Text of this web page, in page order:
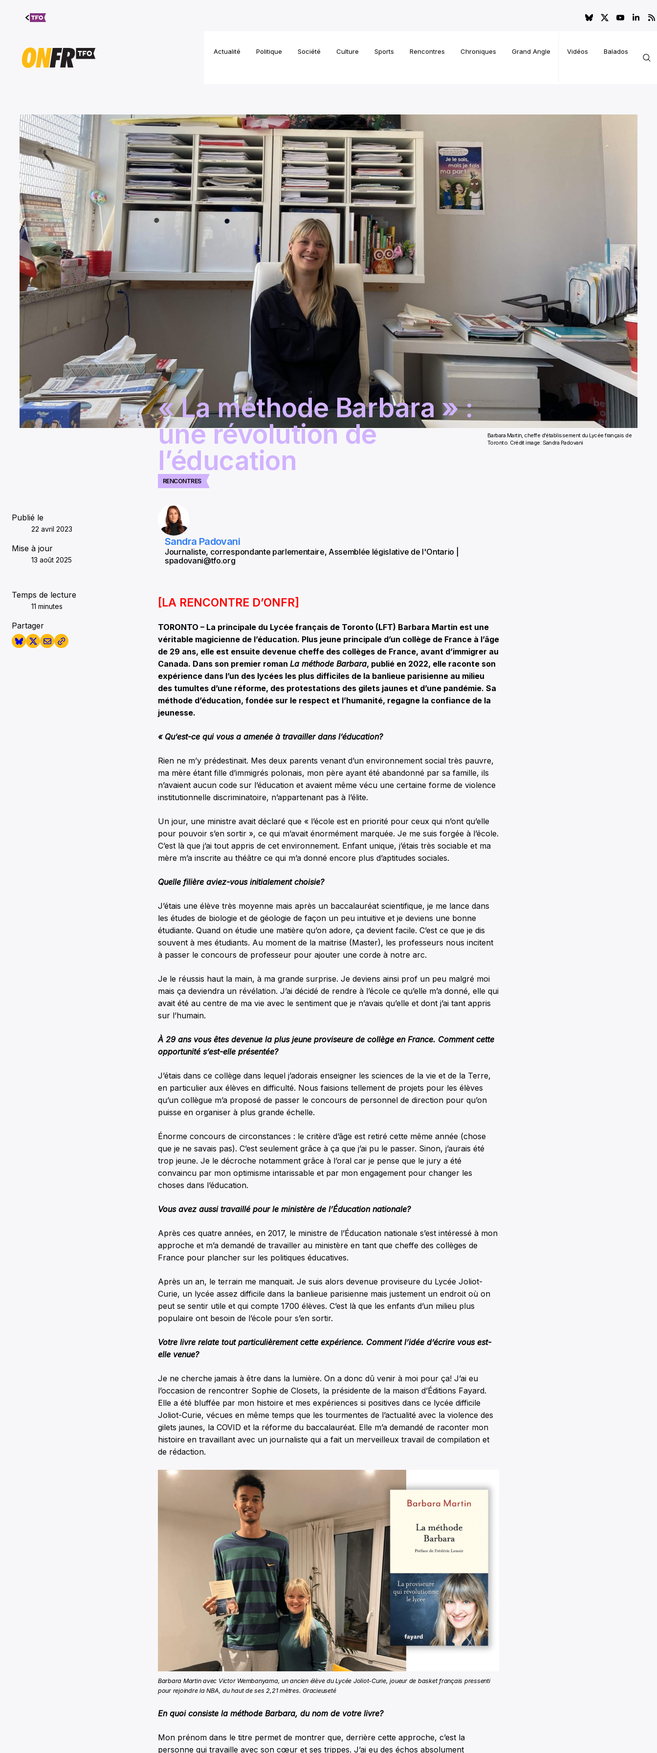
Aller au
contenu
Actualité Politique Société Culture Sports Rencontres Chroniques Grand Angle Vidéos Balados
Barbara Martin, cheffe d'établissement du Lycée français de
Toronto. Crédit image: Sandra Padovani
RENCONTRES
« La méthode Barbara »:
une révolution de
l’éducation
Publié le
22 avril 2023
Mise à jour
13 août 2025
Temps de lecture
11 minutes
Partager
Sandra Padovani
Journaliste, correspondante parlementaire, Assemblée législative de l'Ontario |
spadovani@tfo.org
[LA RENCONTRE D’ONFR]
TORONTO – La principale du Lycée français de Toronto (LFT) Barbara Martin est une
véritable magicienne de l’éducation. Plus jeune principale d’un collège de France à l’âge
de 29 ans, elle est ensuite devenue cheffe des collèges de France, avant d’immigrer au
Canada. Dans son premier roman La méthode Barbara, publié en 2022, elle raconte son
expérience dans l’un des lycées les plus difficiles de la banlieue parisienne au milieu
des tumultes d’une réforme, des protestations des gilets jaunes et d’une pandémie. Sa
méthode d’éducation, fondée sur le respect et l’humanité, regagne la confiance de la
jeunesse.
« Qu’est-ce qui vous a amenée à travailler dans l’éducation?
Rien ne m’y prédestinait. Mes deux parents venant d’un environnement social très pauvre,
ma mère étant fille d’immigrés polonais, mon père ayant été abandonné par sa famille, ils
n’avaient aucun code sur l’éducation et avaient même vécu une certaine forme de violence
institutionnelle discriminatoire, n’appartenant pas à l’élite.
Un jour, une ministre avait déclaré que « l’école est en priorité pour ceux qui n’ont qu’elle
pour pouvoir s’en sortir », ce qui m’avait énormément marquée. Je me suis forgée à l’école.
C’est là que j’ai tout appris de cet environnement. Enfant unique, j’étais très sociable et ma
mère m’a inscrite au théâtre ce qui m’a donné encore plus d’aptitudes sociales.
Quelle filière aviez-vous initialement choisie?
J’étais une élève très moyenne mais après un baccalauréat scientifique, je me lance dans
les études de biologie et de géologie de façon un peu intuitive et je deviens une bonne
étudiante. Quand on étudie une matière qu’on adore, ça devient facile. C’est ce que je dis
souvent à mes étudiants. Au moment de la maitrise (Master), les professeurs nous incitent
à passer le concours de professeur pour ajouter une corde à notre arc.
Je le réussis haut la main, à ma grande surprise. Je deviens ainsi prof un peu malgré moi
mais ça deviendra un révélation. J’ai décidé de rendre à l’école ce qu’elle m’a donné, elle qui
avait été au centre de ma vie avec le sentiment que je n’avais qu’elle et dont j’ai tant appris
sur l’humain.
À 29 ans vous êtes devenue la plus jeune proviseure de collège en France. Comment cette
opportunité s’est-elle présentée?
J’étais dans ce collège dans lequel j’adorais enseigner les sciences de la vie et de la Terre,
en particulier aux élèves en difficulté. Nous faisions tellement de projets pour les élèves
qu’un collègue m’a proposé de passer le concours de personnel de direction pour qu’on
puisse en organiser à plus grande échelle.
Énorme concours de circonstances : le critère d’âge est retiré cette même année (chose
que je ne savais pas). C’est seulement grâce à ça que j’ai pu le passer. Sinon, j’aurais été
trop jeune. Je le décroche notamment grâce à l’oral car je pense que le jury a été
convaincu par mon optimisme intarissable et par mon engagement pour changer les
choses dans l’éducation.
Vous avez aussi travaillé pour le ministère de l’Éducation nationale?
Après ces quatre années, en 2017, le ministre de l’Éducation nationale s’est intéressé à mon
approche et m’a demandé de travailler au ministère en tant que cheffe des collèges de
France pour plancher sur les politiques éducatives.
Après un an, le terrain me manquait. Je suis alors devenue proviseure du Lycée Joliot-
Curie, un lycée assez difficile dans la banlieue parisienne mais justement un endroit où on
peut se sentir utile et qui compte 1700 élèves. C’est là que les enfants d’un milieu plus
populaire ont besoin de l’école pour s’en sortir.
Votre livre relate tout particulièrement cette expérience. Comment l’idée d’écrire vous est-
elle venue?
Je ne cherche jamais à être dans la lumière. On a donc dû venir à moi pour ça! J’ai eu
l’occasion de rencontrer Sophie de Closets, la présidente de la maison d’Éditions Fayard.
Elle a été bluffée par mon histoire et mes expériences si positives dans ce lycée difficile
Joliot-Curie, vécues en même temps que les tourmentes de l’actualité avec la violence des
gilets jaunes, la COVID et la réforme du baccalauréat. Elle m’a demandé de raconter mon
histoire en travaillant avec un journaliste qui a fait un merveilleux travail de compilation et
de rédaction.
Barbara Martin avec Victor Wembanyama, un ancien élève du Lycée Joliot-Curie, joueur de basket français pressenti
pour rejoindre la NBA, du haut de ses 2,21 mètres. Gracieuseté
En quoi consiste la méthode Barbara, du nom de votre livre?
Mon prénom dans le titre permet de montrer que, derrière cette approche, c’est la
personne qui travaille avec son cœur et ses trippes. J’ai eu des échos absolument